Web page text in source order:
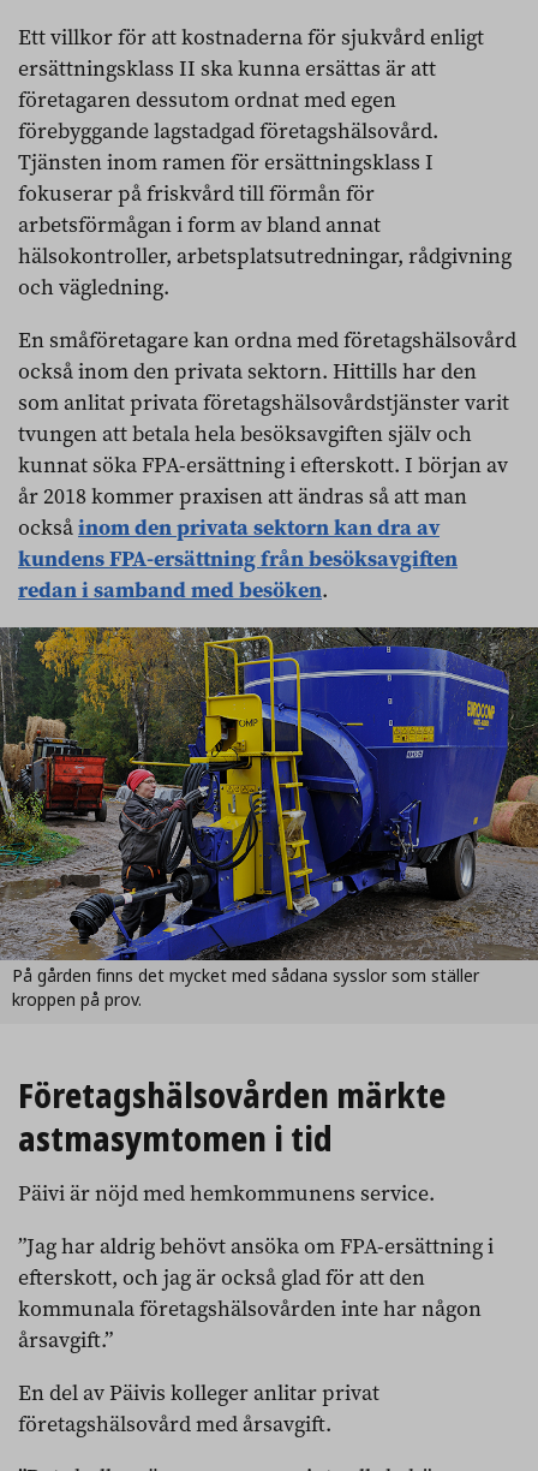
Ett villkor för att kostnaderna för sjukvård enligt
ersättningsklass II ska kunna ersättas är att
företagaren dessutom ordnat med egen
förebyggande lagstadgad företagshälsovård.
Tjänsten inom ramen för ersättningsklass I
fokuserar på friskvård till förmån för
arbetsförmågan i form av bland annat
hälsokontroller, arbetsplatsutredningar, rådgivning
och vägledning.
En småföretagare kan ordna med företagshälsovård
också inom den privata sektorn. Hittills har den
som anlitat privata företagshälsovårdstjänster varit
tvungen att betala hela besöksavgiften själv och
kunnat söka FPA-ersättning i efterskott. I början av
år 2018 kommer praxisen att ändras så att man
ocksåinom den privata sektorn kan dra av
kundens FPA-ersättning från besöksavgiften
redan i samband med besöken.
På gården finns det mycket med sådana sysslor som ställer
kroppen på prov.
Företagshälsovården märkte
astmasymtomen i tid
Päivi är nöjd med hemkommunens service.
”Jag har aldrig behövt ansöka om FPA-ersättning i
efterskott, och jag är också glad för att den
kommunala företagshälsovården inte har någon
årsavgift.”
En del av Päivis kolleger anlitar privat
företagshälsovård med årsavgift.